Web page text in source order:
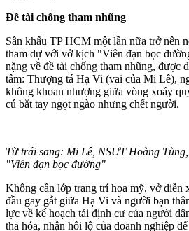
Đề tài chống tham nhũng
Sân khấu TP HCM một lần nữa trở nên
tham dự với vở kịch "Viên đạn bọc
nặng về đề tài chống tham nhũng, được
tâm: Thượng tá Hạ Vi (vai của Mi Lê),
không khoan nhượng giữa vòng xoáy
cú bắt tay ngọt ngào nhưng chết người.
Từ trái sang: Mi Lê, NSƯT Hoàng
"Viên đạn bọc đường"
Không cần lớp trang trí hoa mỹ, vở diễn
đầu gay gắt giữa Hạ Vi và người bạn
lực về kế hoạch tái định cư của người
tha hóa, nhận hối lộ của doanh nghiệp